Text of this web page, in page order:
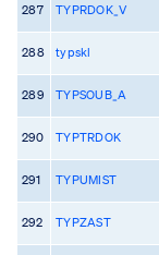
287 TYPRDOK_V
288 typskl
289 TYPSOUB_A
290 TYPTRDOK
291 TYPUMIST
292 TYPZAST